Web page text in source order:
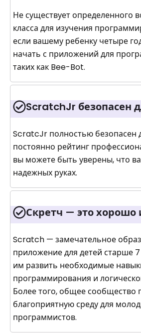
Не существует определенного
класса для изучения
если вашему ребенку четыре
начать с приложений для
таких как Bee-Bot.
ScratchJr безопасен
ScratcJr полностью безопасен
постоянно рейтинг
вы можете быть уверены, что
надежных руках.
Скретч — это хорошо
Scratch — замечательное
приложение для детей старше
им развить необходимые
программирования и
Более того, общее сообщество
благоприятную среду для
программистов.